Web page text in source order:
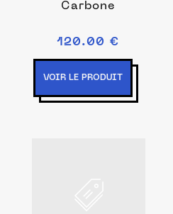
Carbone
120.00 €
VOIR LE PRODUIT